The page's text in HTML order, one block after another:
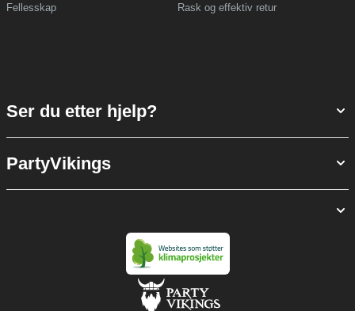
Fellesskap Rask og effektiv retur
Ser du etter hjelp?
PartyVikings